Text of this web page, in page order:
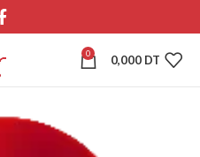
0 0,000 DT